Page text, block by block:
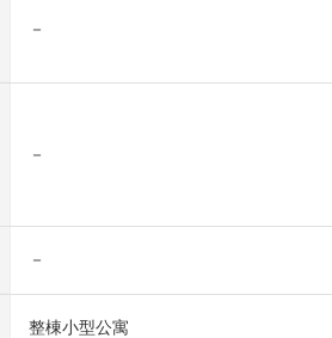
－
－
－
整棟小型公寓